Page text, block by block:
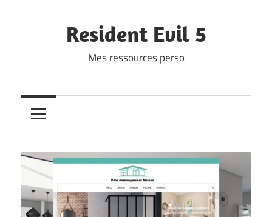
Resident Evil 5
Mes ressources perso